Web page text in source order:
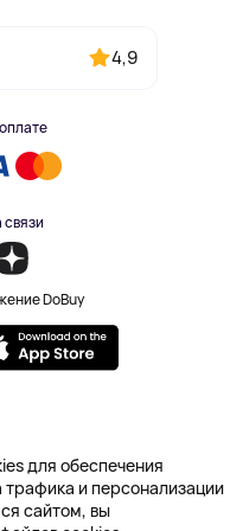
4,9
DoBuy
защищены
данных
– NetLab
для обеспечения
трафика и персонализации
сайтом, вы